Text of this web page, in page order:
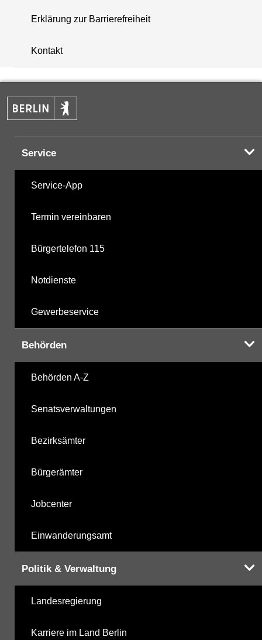
+
−
Erklärung zur Barrierefreiheit
Kontakt
Service
Service-App
Termin vereinbaren
Bürgertelefon 115
Notdienste
Gewerbeservice
Behörden
Behörden A-Z
Senatsverwaltungen
Bezirksämter
Bürgerämter
Jobcenter
Einwanderungsamt
Politik & Verwaltung
Landesregierung
Karriere im Land Berlin